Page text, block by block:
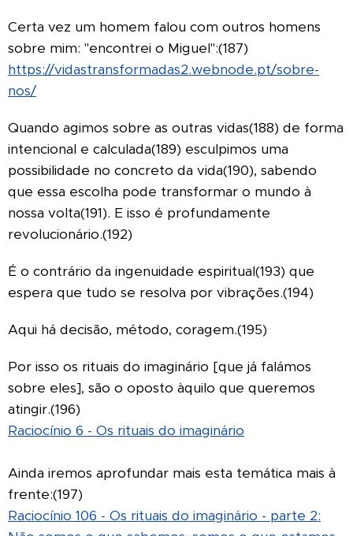
Certa vez um homem falou com outros homens
sobre mim: "encontrei o Miguel":(187)
https://vidastransformadas2.webnode.pt/sobre-
nos/
Quando agimos sobre as outras vidas(188) de forma
intencional e calculada(189) esculpimos uma
possibilidade no concreto da vida(190), sabendo
que essa escolha pode transformar o mundo à
nossa volta(191). E isso é profundamente
revolucionário.(192)
É o contrário da ingenuidade espiritual(193) que
espera que tudo se resolva por vibrações.(194)
Aqui há decisão, método, coragem.(195)
Por isso os rituais do imaginário [que já falámos
sobre eles], são o oposto àquilo que queremos
atingir.(196)
Raciocínio 6 - Os rituais do imaginário
Ainda iremos aprofundar mais esta temática mais à
frente:(197)
Raciocínio 106 - Os rituais do imaginário - parte 2: